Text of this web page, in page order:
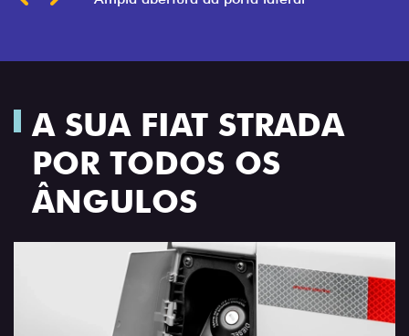
A SUA FIAT STRADA
POR TODOS OS
ÂNGULOS